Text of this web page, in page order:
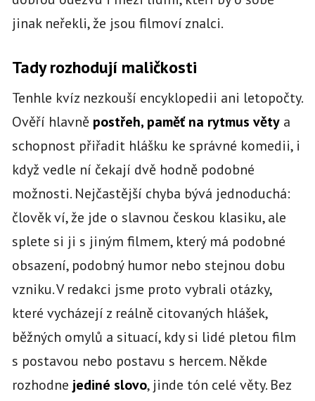
jinak neřekli, že jsou filmoví znalci.
Tady rozhodují maličkosti
Tenhle kvíz nezkouší encyklopedii ani letopočty.
Ověří hlavně postřeh, paměť na rytmus větya
schopnost přiřadit hlášku ke správné komedii, i
když vedle ní čekají dvě hodně podobné
možnosti. Nejčastější chyba bývá jednoduchá:
člověk ví, že jde o slavnou českou klasiku, ale
splete si ji s jiným filmem, který má podobné
obsazení, podobný humor nebo stejnou dobu
vzniku. V redakci jsme proto vybrali otázky,
které vycházejí z reálně citovaných hlášek,
běžných omylů a situací, kdy si lidé pletou film
s postavou nebo postavu s hercem. Někde
rozhodne jediné slovo, jinde tón celé věty. Bez